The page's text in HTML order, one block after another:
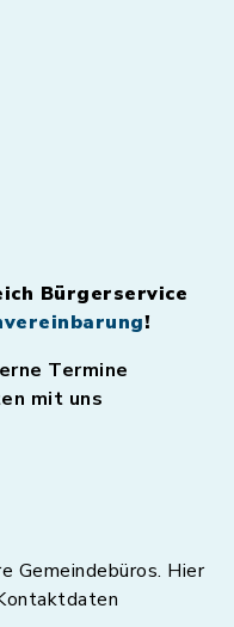
Bürgerservice
!
Termine
mit uns
Gemeindebüros. Hier